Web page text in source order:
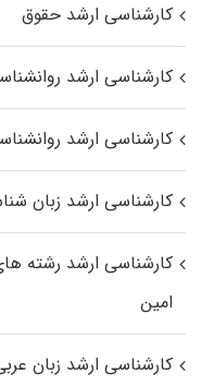
کارشناسی ارشد حقوق
کارشناسی ارشد
کارشناسی ارشد
کارشناسی ارشد زبان
کارشناسی ارشد رﺷﺘﻪ
اﻣﻴﻦ
کارشناسی ارشد زبان